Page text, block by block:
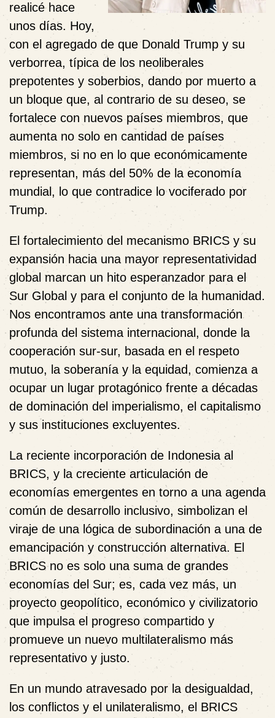
realicé hace
unos días. Hoy,
con el agregado de que Donald Trump y su
verborrea, típica de los neoliberales
prepotentes y soberbios, dando por muerto a
un bloque que, al contrario de su deseo, se
fortalece con nuevos países miembros, que
aumenta no solo en cantidad de países
miembros, si no en lo que económicamente
representan, más del 50% de la economía
mundial, lo que contradice lo vociferado por
Trump.
El fortalecimiento del mecanismo BRICS y su
expansión hacia una mayor representatividad
global marcan un hito esperanzador para el
Sur Global y para el conjunto de la humanidad.
Nos encontramos ante una transformación
profunda del sistema internacional, donde la
cooperación sur-sur, basada en el respeto
mutuo, la soberanía y la equidad, comienza a
ocupar un lugar protagónico frente a décadas
de dominación del imperialismo, el capitalismo
y sus instituciones excluyentes.
La reciente incorporación de Indonesia al
BRICS, y la creciente articulación de
economías emergentes en torno a una agenda
común de desarrollo inclusivo, simbolizan el
viraje de una lógica de subordinación a una de
emancipación y construcción alternativa. El
BRICS no es solo una suma de grandes
economías del Sur; es, cada vez más, un
proyecto geopolítico, económico y civilizatorio
que impulsa el progreso compartido y
promueve un nuevo multilateralismo más
representativo y justo.
En un mundo atravesado por la desigualdad,
los conflictos y el unilateralismo, el BRICS